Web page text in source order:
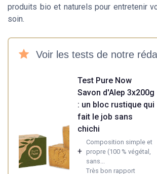
produits bio et naturels pour entretenir
soin.
Voir les tests de notre
Test Pure Now
Savon d'Alep 3x200g
: un bloc rustique qui
fait le job sans
chichi
+
Composition simple et
propre (100 % végétal,
sans...
Très bon rapport